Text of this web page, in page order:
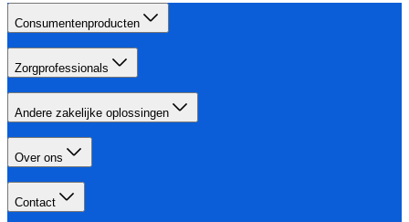
Consumentenproducten
Zorgprofessionals
Andere zakelijke oplossingen
Over ons
Contact